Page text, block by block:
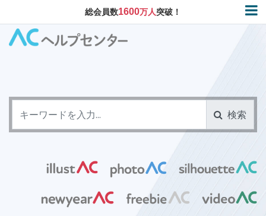
総会員数1600万人突破！
検索